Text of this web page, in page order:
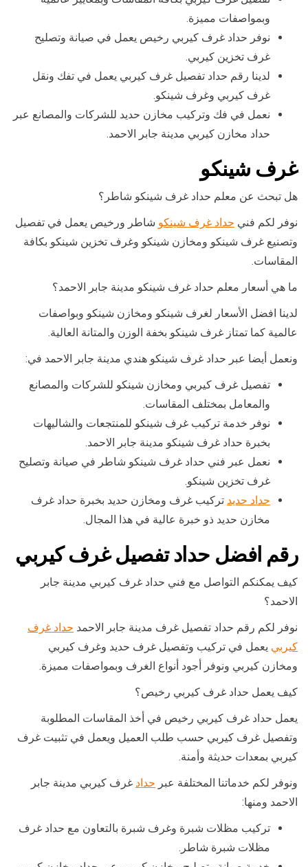
وبمواصفات مميزة.
نوفر حداد غرف كيربي رخيص يعمل في صيانة وتصليح
غرف تخزين كيربي.
لدينا رقم حداد تفصيل غرف كيربي يعمل في تفك ونقل
غرف كيربي وغرف شينكو.
نعمل في فك وتركيب مخازن حديد للشركات والمصانع عبر
حداد مخازن كيربي مدينة جابر الاحمد.
غرف شينكو
هل تبحث عن معلم حداد غرف شينكو شاطر؟
نوفر لكم فني حداد غرف شينكو شاطر ورخيص يعمل في تفصيل
وتصنيع غرف شينكو ومخازن شينكو وغرف تخزين شينكو بكافة
المقاسات.
ما هي أسعار معلم حداد غرف شينكو مدينة جابر الاحمد؟
لدينا افضل الأسعار لغرف شينكو ومخازن شينكو وبواصفات
عالمية كما تمتاز غرف شينكو بخفة الوزن والمتانة العالية.
ونعمل أيضا عبر حداد غرف شينكو هندي مدينة جابر الاحمد في:
تفصيل غرف كيربي ومخازن شينكو للشركات والمصانع
والمعامل بمختلف المقاسات.
نوفر خدمة تركيب غرف شينكو للمنتجعات والشاليهات
بخبرة حداد غرف شينكو مدينة جابر الاحمد.
نعمل عبر فني حداد غرف شينكو شاطر في صيانة وتصليح
غرف تخزين شينكو.
حداد حديد تركيب غرف ومخازن حديد بخبرة حداد غرف
مخازن حديد ذو خبرة عالية في هذا المجال.
رقم افضل حداد تفصيل غرف كيربي
كيف يمكنكم التواصل مع فني حداد غرف كيربي مدينة جابر
الاحمد؟
نوفر لكم رقم حداد تفصيل غرف مدينة جابر الاحمد حداد غرف
كيربي يعمل في تركيب وتفصيل غرف حديد وغرف كيربي
ومخازن كيربي ونوفر أجود أنواع الغرف وبمواصفات مميزة.
كيف يعمل حداد غرف كيربي رخيص؟
يعمل حداد غرف كيربي رخيص في أخذ المقاسات المطلوبة
وتفصيل غرف كيربي حسب طلب العميل ويعمل في تثبيت غرف
كيربي بمعدات حديثة وأمنة.
ونوفر لكم خدماتنا المختلفة عبر حداد غرف كيربي مدينة جابر
الاحمد ومنها:
تركيب مظلات شبرة وغرف شبرة بالتعاون مع حداد غرف
مظلات شبرة شاطر.